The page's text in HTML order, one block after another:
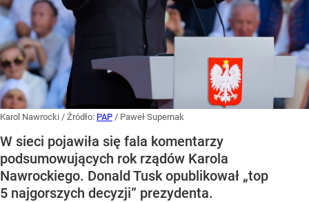
Karol Nawrocki / Źródło: PAP / Paweł Supernak
W sieci pojawiła się fala komentarzy
podsumowujących rok rządów Karola
Nawrockiego. Donald Tusk opublikował „top
5 najgorszych decyzji” prezydenta.